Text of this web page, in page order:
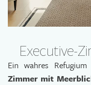
Executive-
Ein wahres
Zimmer mit